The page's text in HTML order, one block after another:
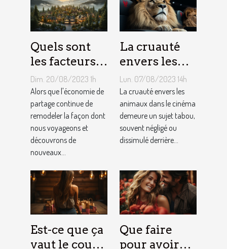
Quels sont
les facteurs
qui sous-
tendent la
tarification
des services
de
conciergerie
Dim. 20/08/2023 1h
Alors que l'économie de
partage continue de
remodeler la façon dont
nous voyageons et
découvrons de
nouveaux...
La cruauté
envers les
animaux
dans le
cinéma : un
sujet tabou
Lun. 07/08/2023 14h
La cruauté envers les
animaux dans le cinéma
demeure un sujet tabou,
souvent négligé ou
dissimulé derrière...
Est-ce que ça
vaut le coup
Que faire
pour avoir